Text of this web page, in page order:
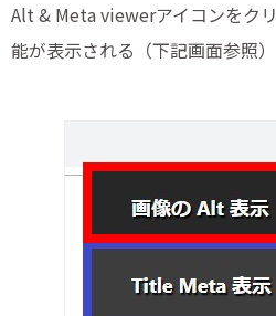
Alt & Meta viewerアイコンをク
能が表示される（下記画面参照）